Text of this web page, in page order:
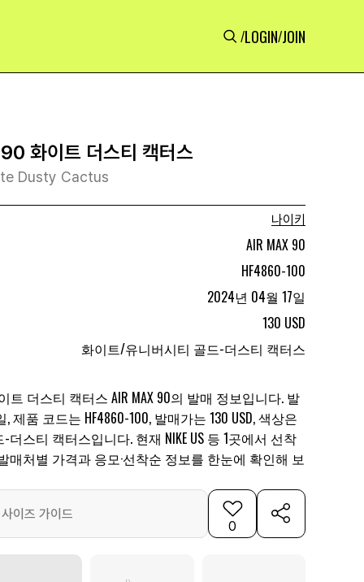
/LOGIN/JOIN
화이트 더스티 캑터스
Dusty Cactus
나이키
AIR MAX 90
HF4860-100
2024년 04월 17일
130 USD
화이트/유니버시티 골드-더스티 캑터스
트 더스티 캑터스 AIR MAX 90의 발매 정보입니다. 발
제품 코드는 HF4860-100, 발매가는 130 USD, 색상은
스티 캑터스입니다. 현재 NIKE US 등 1곳에서 선착
매처별 가격과 응모·선착순 정보를 한눈에 확인해 보
사이즈 가이드
0